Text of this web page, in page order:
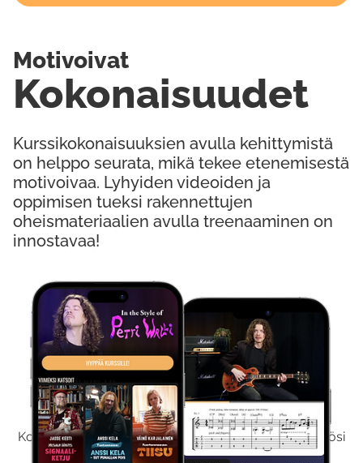
Kokeile Ilmaiseksi
Kokeilemalla ilmaiseksi saat koko sisältömme käyttöösi
viikon ajaksi.
Kurssikokonaisuuksien avulla kehittymistä
on helppo seurata, mikä tekee etenemisestä
motivoivaa. Lyhyiden videoiden ja
oppimisen tueksi rakennettujen
oheismateriaalien avulla treenaaminen on
innostavaa!
Kokonaisuudet
Motivoivat